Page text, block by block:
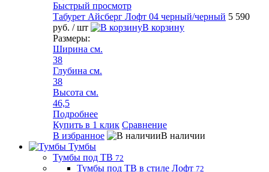
Быстрый просмотр
Табурет Айсберг Лофт 04 черный/черный 5 590
руб. / шт
В корзину
Размеры:
Ширина см.
38
Глубина см.
38
Высота см.
46,5
Подробнее
Купить в 1 клик Сравнение
В избранное
В наличии
Тумбы
Тумбы под ТВ 72
Тумбы под ТВ в стиле Лофт 72